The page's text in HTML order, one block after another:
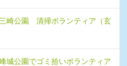
崎公園 清掃ボランティア（玄
城公園でゴミ拾いボランティア